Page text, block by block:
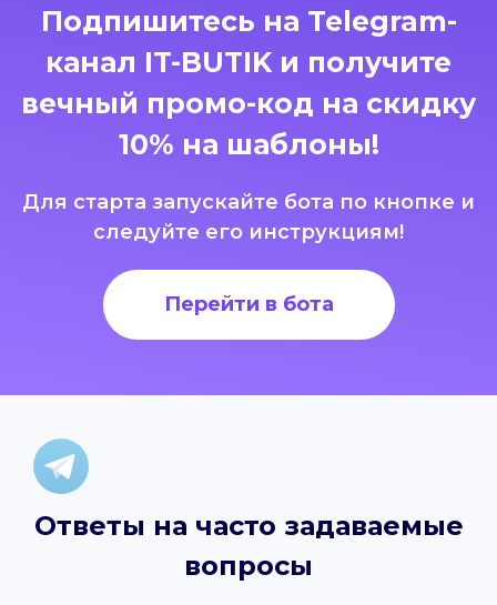
Подпишитесь на Telegram-
канал IT-BUTIK и получите
вечный промо-код на скидку
10% на шаблоны!
Для старта запускайте бота по кнопке и
следуйте его инструкциям!
Перейти в бота
Ответы на часто задаваемые
вопросы